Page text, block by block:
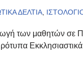
ΔΕΛΤΙΑ
των μαθητών